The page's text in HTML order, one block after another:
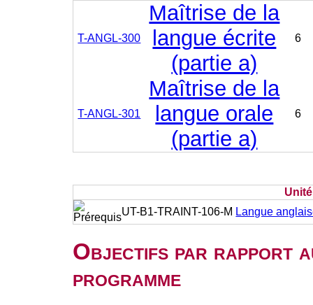
T-ANGL-300
Maîtrise de la
langue écrite
(partie a)
6
T-ANGL-301
Maîtrise de la
langue orale
(partie a)
6
UT-B1-TRAINT-106-M Langue
Objectifs par rapport
programme